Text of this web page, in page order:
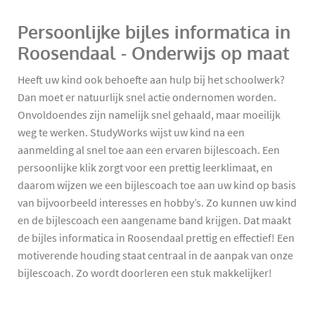
Persoonlijke bijles informatica in
Roosendaal - Onderwijs op maat
Heeft uw kind ook behoefte aan hulp bij het schoolwerk?
Dan moet er natuurlijk snel actie ondernomen worden.
Onvoldoendes zijn namelijk snel gehaald, maar moeilijk
weg te werken. StudyWorks wijst uw kind na een
aanmelding al snel toe aan een ervaren bijlescoach. Een
persoonlijke klik zorgt voor een prettig leerklimaat, en
daarom wijzen we een bijlescoach toe aan uw kind op basis
van bijvoorbeeld interesses en hobby’s. Zo kunnen uw kind
en de bijlescoach een aangename band krijgen. Dat maakt
de bijles informatica in Roosendaal prettig en effectief! Een
motiverende houding staat centraal in de aanpak van onze
bijlescoach. Zo wordt doorleren een stuk makkelijker!